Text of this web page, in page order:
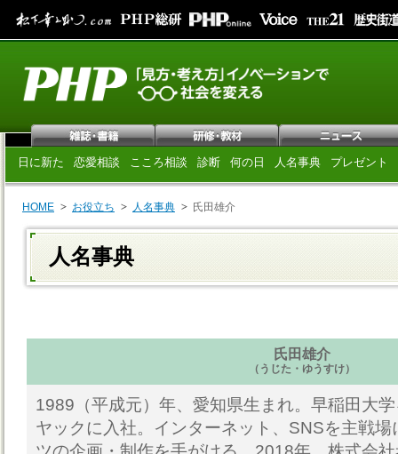
日に新た 恋愛相談 こころ相談 診断 何の日 人名事典 プレゼント
HOME お役立ち 人名事典 氏田雄介
人名事典
氏田雄介
（うじた・ゆうすけ）
1989（平成元）年、愛知県生まれ。早稲田大
ヤックに入社。インターネット、SNSを主戦